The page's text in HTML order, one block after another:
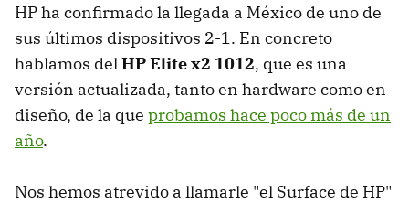
HP ha confirmado la llegada a México de uno de
sus últimos dispositivos 2-1. En concreto
hablamos delHP Elite x2 1012, que es una
versión actualizada, tanto en hardware como en
diseño, de la que probamos hace poco más de un
año.
Nos hemos atrevido a llamarle "el Surface de HP"